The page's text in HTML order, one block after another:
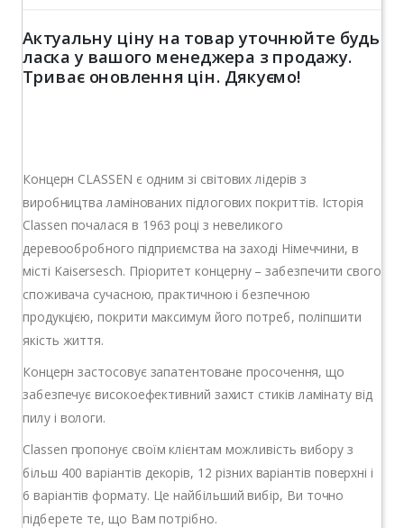
Актуальну ціну на товар уточнюйте будь
ласка у вашого менеджера з продажу.
Триває оновлення цін. Дякуємо!
Концерн CLASSEN є одним зі світових лідерів з
виробництва ламінованих підлогових покриттів. Історія
Classen почалася в 1963 році з невеликого
деревообробного підприємства на заході Німеччини, в
місті Kaisersesch. Пріоритет концерну – забезпечити свого
споживача сучасною, практичною і безпечною
продукцією, покрити максимум його потреб, поліпшити
якість життя.
Концерн застосовує запатентоване просочення, що
забезпечує високоефективний захист стиків ламінату від
пилу і вологи.
Classen пропонує своїм клієнтам можливість вибору з
більш 400 варіантів декорів, 12 різних варіантів поверхні і
6 варіантів формату. Це найбільший вибір, Ви точно
підберете те, що Вам потрібно.